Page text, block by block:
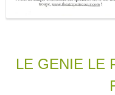
LE GENIE LE